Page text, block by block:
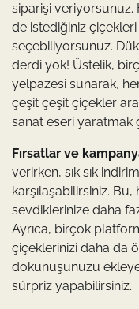
siparişi veriyorsunuz.
de istediğiniz
seçebiliyorsunuz.
derdi yok! Üstelik,
yelpazesi sunarak,
çeşit çeşit çiçekler
sanat eseri yaratmak
Fırsatlar ve
verirken, sık sık
karşılaşabilirsiniz.
sevdiklerinize daha
Ayrıca, birçok
çiçeklerinizi daha da
dokunuşunuzu
sürpriz yapabilirsiniz.